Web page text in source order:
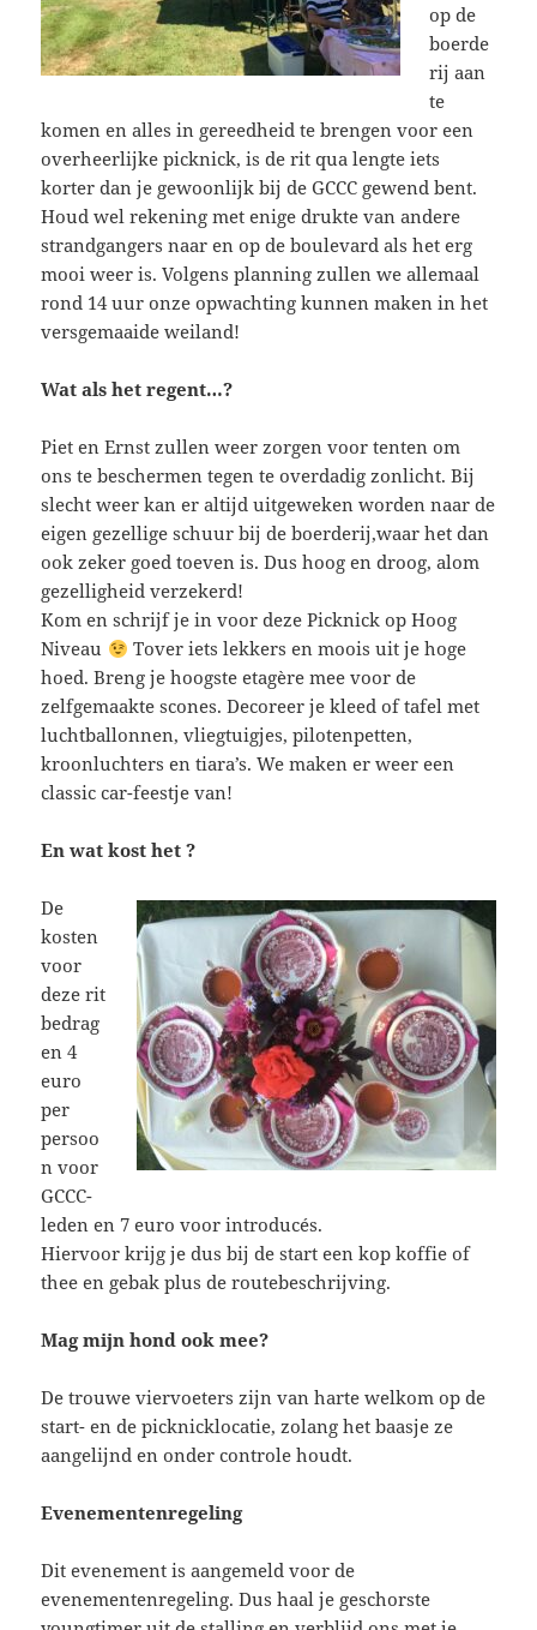
op de
boerde
rij aan
te
komen en alles in gereedheid te brengen voor een
overheerlijke picknick, is de rit qua lengte iets
korter dan je gewoonlijk bij de GCCC gewend bent.
Houd wel rekening met enige drukte van andere
strandgangers naar en op de boulevard als het erg
mooi weer is. Volgens planning zullen we allemaal
rond 14 uur onze opwachting kunnen maken in het
versgemaaide weiland!
Wat als het regent…?
Piet en Ernst zullen weer zorgen voor tenten om
ons te beschermen tegen te overdadig zonlicht. Bij
slecht weer kan er altijd uitgeweken worden naar de
eigen gezellige schuur bij de boerderij,waar het dan
ook zeker goed toeven is. Dus hoog en droog, alom
gezelligheid verzekerd!
Kom en schrijf je in voor deze Picknick op Hoog
Niveau
Tover iets lekkers en moois uit je hoge
hoed. Breng je hoogste etagère mee voor de
zelfgemaakte scones. Decoreer je kleed of tafel met
luchtballonnen, vliegtuigjes, pilotenpetten,
kroonluchters en tiara’s. We maken er weer een
classic car-feestje van!
En wat kost het ?
De
kosten
voor
deze rit
bedrag
en 4
euro
per
persoo
n voor
GCCC-
leden en 7 euro voor introducés.
Hiervoor krijg je dus bij de start een kop koffie of
thee en gebak plus de routebeschrijving.
Mag mijn hond ook mee?
De trouwe viervoeters zijn van harte welkom op de
start- en de picknicklocatie, zolang het baasje ze
aangelijnd en onder controle houdt.
Evenementenregeling
Dit evenement is aangemeld voor de
evenementenregeling. Dus haal je geschorste